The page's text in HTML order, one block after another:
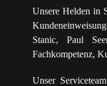
Unsere Helden in
Stanic, Paul
Fachkompetenz,
Unser